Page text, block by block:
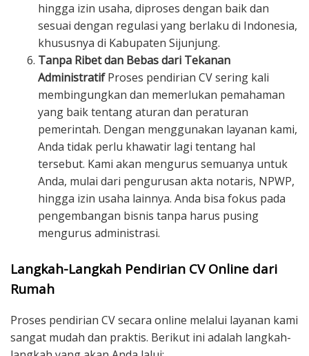
hingga izin usaha, diproses dengan baik dan
sesuai dengan regulasi yang berlaku di Indonesia,
khususnya di Kabupaten Sijunjung.
Tanpa Ribet dan Bebas dari Tekanan
AdministratifProses pendirian CV sering kali
membingungkan dan memerlukan pemahaman
yang baik tentang aturan dan peraturan
pemerintah. Dengan menggunakan layanan kami,
Anda tidak perlu khawatir lagi tentang hal
tersebut. Kami akan mengurus semuanya untuk
Anda, mulai dari pengurusan akta notaris, NPWP,
hingga izin usaha lainnya. Anda bisa fokus pada
pengembangan bisnis tanpa harus pusing
mengurus administrasi.
Langkah-Langkah Pendirian CV Online dari
Rumah
Proses pendirian CV secara online melalui layanan kami
sangat mudah dan praktis. Berikut ini adalah langkah-